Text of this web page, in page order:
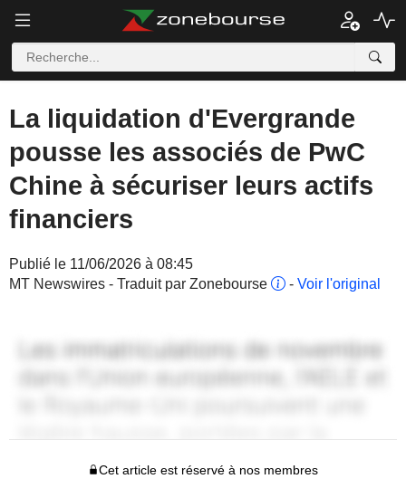
La liquidation d'Evergrande
pousse les associés de PwC
Chine à sécuriser leurs actifs
financiers
Publié le 11/06/2026 à 08:45
MT Newswires - Traduit par Zonebourse
- Voir l'original
Cet article est réservé à nos membres